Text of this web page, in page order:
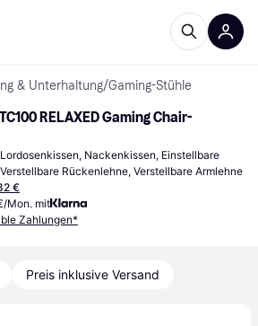
& Unterhaltung/Gaming-Stühle
RELAXED Gaming Chair-
Nackenkissen, Einstellbare
Rückenlehne, Verstellbare Armlehne
€
Mon. mit
Zahlungen*
Preis inklusive Versand